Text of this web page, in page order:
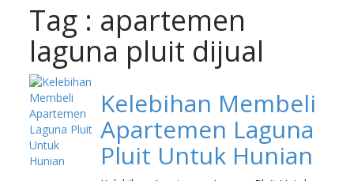
Tag : apartemen
laguna pluit dijual
Kelebihan Membeli
Apartemen Laguna
Pluit Untuk Hunian